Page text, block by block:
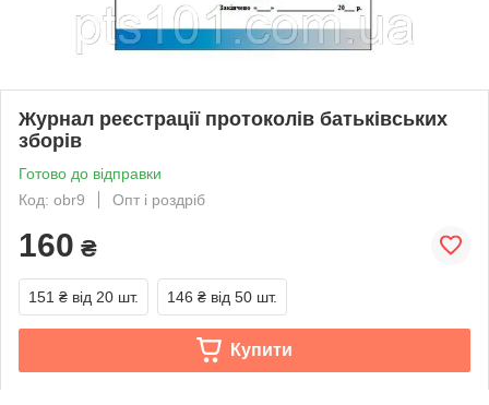
Журнал реєстрації протоколів батьківських
зборів
Готово до відправки
Код: obr9
Опт і роздріб
160 ₴
151 ₴ від 20 шт. 146 ₴ від 50 шт.
Купити